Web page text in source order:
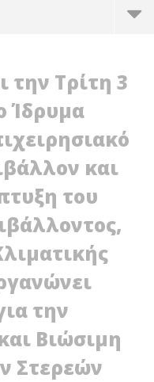
την Τρίτη 3
Ίδρυμα
και
του
την
Βιώσιμη
Στερεών